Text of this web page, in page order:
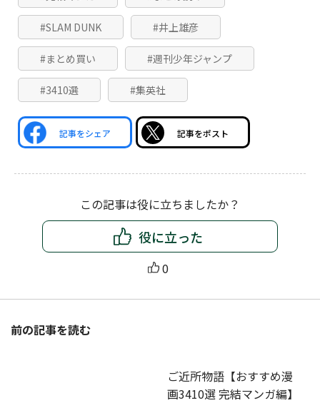
#SLAM DUNK #井上雄彦
#まとめ買い #週刊少年ジャンプ
#3410選 #集英社
記事をシェア 記事をポスト
この記事は役に立ちましたか？
役に立った
0
前の記事を読む
ご近所物語【おすすめ漫
画3410選 完結マンガ編】